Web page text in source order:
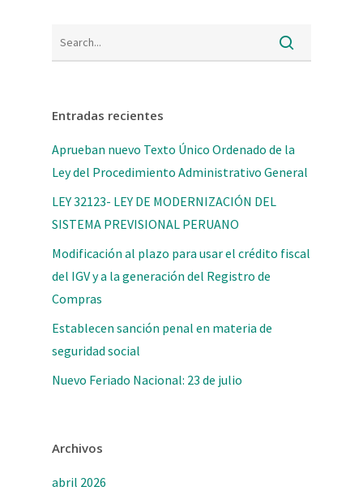
Entradas recientes
Aprueban nuevo Texto Único Ordenado de la
Ley del Procedimiento Administrativo General
LEY 32123- LEY DE MODERNIZACIÓN DEL
SISTEMA PREVISIONAL PERUANO
Modificación al plazo para usar el crédito fiscal
del IGV y a la generación del Registro de
Compras
Establecen sanción penal en materia de
seguridad social
Nuevo Feriado Nacional: 23 de julio
Archivos
abril 2026